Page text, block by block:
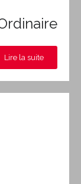
Lire la suite